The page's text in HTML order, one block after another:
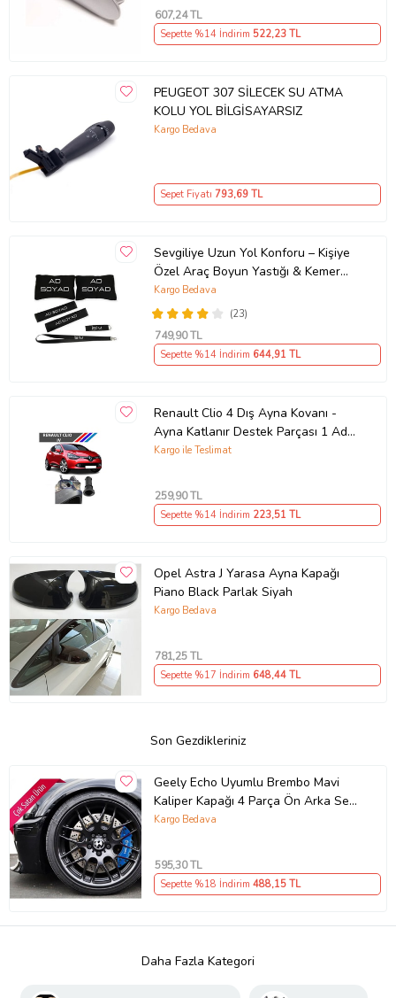
607,24 TL
Sepette %14 İndirim 522,23 TL
PEUGEOT 307 SİLECEK SU ATMA
KOLU YOL BİLGİSAYARSIZ
Kargo Bedava
Sepet Fiyatı 793,69 TL
Sevgiliye Uzun Yol Konforu – Kişiye
Özel Araç Boyun Yastığı & Kemer
Pedi Hediye Seti
(23)
Kargo Bedava
749,90 TL
Sepette %14 İndirim 644,91 TL
Renault Clio 4 Dış Ayna Kovanı -
Ayna Katlanır Destek Parçası 1 Adet
490307706 M3625
Kargo ile Teslimat
259,90 TL
Sepette %14 İndirim 223,51 TL
Opel Astra J Yarasa Ayna Kapağı
Piano Black Parlak Siyah
Kargo Bedava
781,25 TL
Sepette %17 İndirim 648,44 TL
Son Gezdikleriniz
Geely Echo Uyumlu Brembo Mavi
Kaliper Kapağı 4 Parça Ön Arka Set
(Karışık)
Kargo Bedava
595,30 TL
Sepette %18 İndirim 488,15 TL
Daha Fazla Kategori